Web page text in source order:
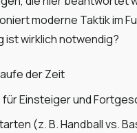
moderne Taktik im
ist wirklich notwendig?
der Zeit
Einsteiger und
(z. B. Handball vs.